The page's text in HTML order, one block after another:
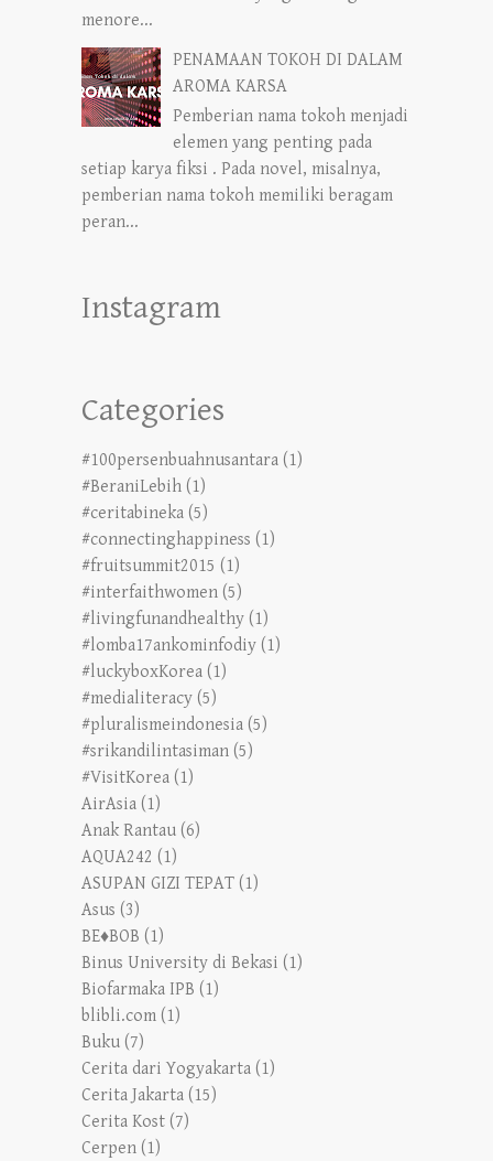
menore...
PENAMAAN TOKOH DI DALAM
AROMA KARSA
Pemberian nama tokoh menjadi
elemen yang penting pada
setiap karya fiksi . Pada novel, misalnya,
pemberian nama tokoh memiliki beragam
peran...
Instagram
Categories
#100persenbuahnusantara (1)
#BeraniLebih (1)
#ceritabineka (5)
#connectinghappiness (1)
#fruitsummit2015 (1)
#interfaithwomen (5)
#livingfunandhealthy (1)
#lomba17ankominfodiy (1)
#luckyboxKorea (1)
#medialiteracy (5)
#pluralismeindonesia (5)
#srikandilintasiman (5)
#VisitKorea (1)
AirAsia (1)
Anak Rantau (6)
AQUA242 (1)
ASUPAN GIZI TEPAT (1)
Asus (3)
BE♦BOB (1)
Binus University di Bekasi (1)
Biofarmaka IPB (1)
blibli.com (1)
Buku (7)
Cerita dari Yogyakarta (1)
Cerita Jakarta (15)
Cerita Kost (7)
Cerpen (1)